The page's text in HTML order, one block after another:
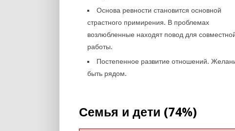
Основа ревности становится основной
страстного примирения. В проблемах
возлюбленные находят повод для
работы.
Постепенное развитие отношений.
быть рядом.
Семья и дети (74%)